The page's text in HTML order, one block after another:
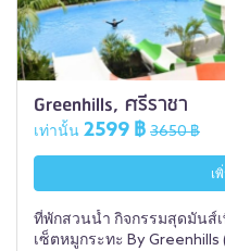
Greenhills, ศรีราชา
เท่านั้น 2599 ฿ 3650 ฿
เ
ที่พักสวนน้ำ กิจกรรมสุดมันส์
เซ็ตหมูกระทะ By Greenhills